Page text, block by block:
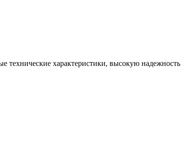
характеристики, высокую надежность